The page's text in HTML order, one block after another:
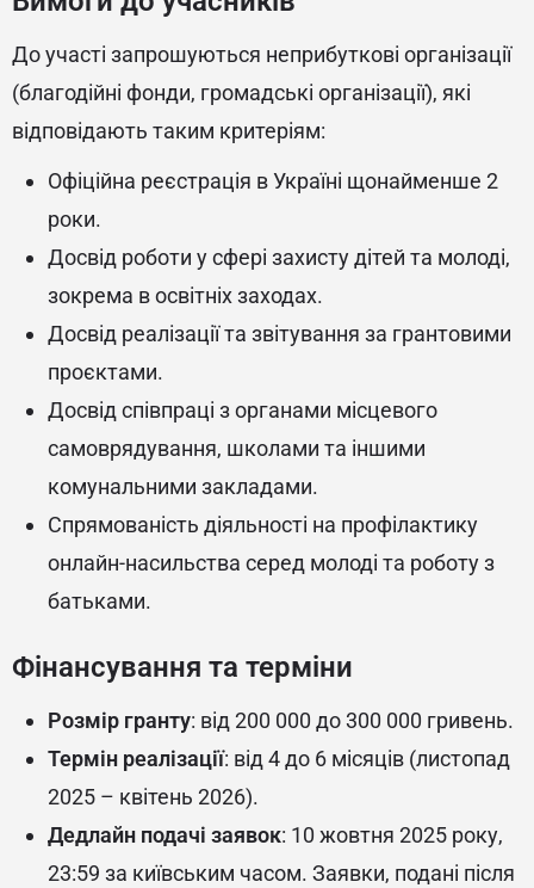
До участі запрошуються неприбуткові організації
(благодійні фонди, громадські організації), які
відповідають таким критеріям:
Офіційна реєстрація в Україні щонайменше 2
роки.
Досвід роботи у сфері захисту дітей та молоді,
зокрема в освітніх заходах.
Досвід реалізації та звітування за грантовими
проєктами.
Досвід співпраці з органами місцевого
самоврядування, школами та іншими
комунальними закладами.
Спрямованість діяльності на профілактику
онлайн-насильства серед молоді та роботу з
батьками.
Фінансування та терміни
Розмір гранту: від 200 000 до 300 000 гривень.
Термін реалізації: від 4 до 6 місяців (листопад
2025 – квітень 2026).
Дедлайн подачі заявок: 10 жовтня 2025 року,
23:59 за київським часом. Заявки, подані після